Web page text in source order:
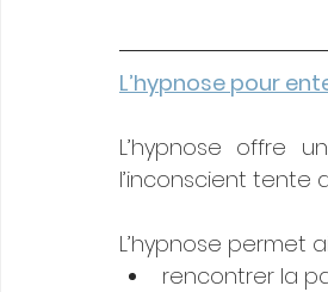
L’hypnose pour
L’hypnose offre
l’inconscient tente
L’hypnose permet
rencontrer la